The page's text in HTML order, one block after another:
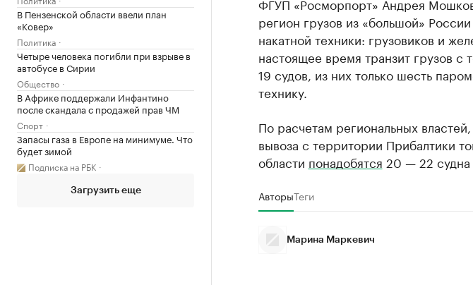
В Пензенской области ввели план
«Ковер»
Политика
Четыре человека погибли при взрыве в
автобусе в Сирии
Общество
В Африке поддержали Инфантино
после скандала с продажей прав ЧМ
Спорт
Запасы газа в Европе на минимуме. Что
будет зимой
Подписка на РБК
Загрузить еще
регион грузов из «большой»
накатной техники: грузовиков и
настоящее время транзит грузов с
19 судов, из них только шесть
технику.
По расчетам региональных
вывоза с территории Прибалтики
области понадобятся 20 — 22 судна
АвторыТеги
Марина Маркевич